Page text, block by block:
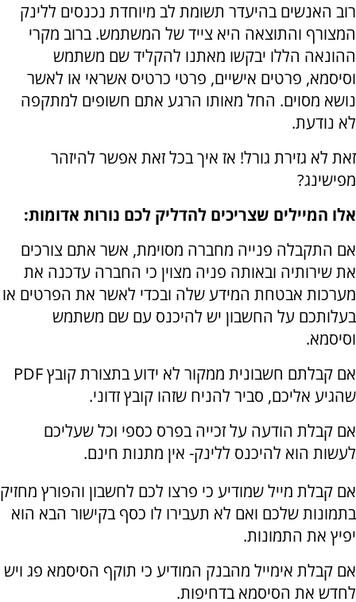
רוב האנשים בהיעדר תשומת לב מיוחדת נכנסים ללינק
המצורף והתוצאה היא צייד של המשתמש. ברוב מקרי
ההונאה הללו יבקשו מאתנו להקליד שם משתמש
וסיסמא, פרטים אישיים, פרטי כרטיס אשראי או לאשר
נושא מסוים. החל מאותו הרגע אתם חשופים למתקפה
לא נודעת.
זאת לא גזירת גורל! אז איך בכל זאת אפשר להיזהר
מפישינג?
אלו המיילים שצריכים להדליק לכם נורות אדומות:
אם התקבלה פנייה מחברה מסוימת, אשר אתם צורכים
את שירותיה ובאותה פניה מצוין כי החברה עדכנה את
מערכות אבטחת המידע שלה ובכדי לאשר את הפרטים או
בעלותכם על החשבון יש להיכנס עם שם משתמש
וסיסמא.
אם קבלתם חשבונית ממקור לא ידוע בתצורת קובץ PDF
שהגיע אליכם, סביר להניח שזהו קובץ זדוני.
אם קבלת הודעה על זכייה בפרס כספי וכל שעליכם
לעשות הוא להיכנס ללינק- אין מתנות חינם.
אם קבלת מייל שמודיע כי פרצו לכם לחשבון והפורץ מחזיק
בתמונות שלכם ואם לא תעבירו לו כסף בקישור הבא הוא
יפיץ את התמונות.
אם קבלת אימייל מהבנק המודיע כי תוקף הסיסמא פג ויש
לחדש את הסיסמא בדחיפות.